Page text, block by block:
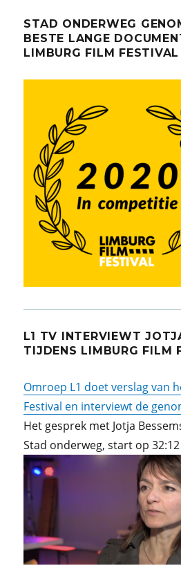
STAD ONDERWEG
BESTE LANGE
LIMBURG FILM
L1 TV INTERVIEWT
TIJDENS LIMBURG FILM
Omroep L1 doet verslag van
Festival en interviewt de
Het gesprek met Jotja
Stad onderweg, start op